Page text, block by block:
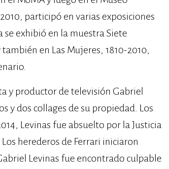
participó en varias exposiciones
exhibió en la muestra Siete
en Las Mujeres, 1810-2010,
y productor de televisión Gabriel
y dos collages de su propiedad. Los
Levinas fue absuelto por la Justicia
herederos de Ferrari iniciaron
Levinas fue encontrado culpable